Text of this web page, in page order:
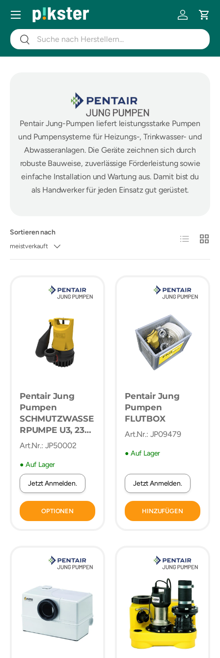
DIREKT ZUM INHALT
SuchenSuchen
Einloggen
Menü
Pentair Jung-Pumpen liefert leistungsstarke Pumpen
und Pumpensysteme für Heizungs-, Trinkwasser- und
Abwasseranlagen. Die Geräte zeichnen sich durch
robuste Bauweise, zuverlässige Förderleistung sowie
einfache Installation und Wartung aus. Damit bist du
als Handwerker für jeden Einsatz gut gerüstet.
Sortieren nach
meistverkauft
Produktliste
Pentair Jung
Pumpen
SCHMUTZWASSE
RPUMPE U3, 230
V
Art.Nr.: JP50002
● Auf Lager
Jetzt Anmelden.
OPTIONEN
Pentair Jung
Pumpen
FLUTBOX
Art.Nr.: JP09479
● Auf Lager
Jetzt Anmelden.
HINZUFÜGEN